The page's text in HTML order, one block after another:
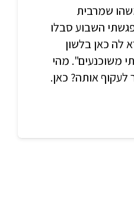
שמרבית
השבוע סבלו
לה כאן בלשון
משוכנעים". מהי
אותה? כאן.